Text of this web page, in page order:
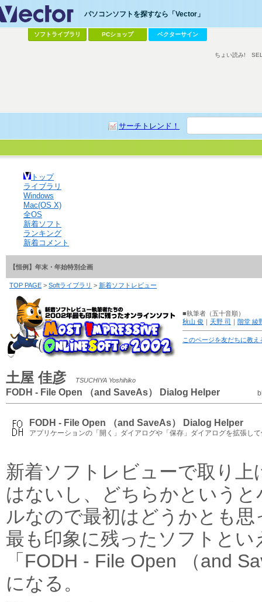
パソコンソフトを探すなら「Vector」
ソフトライブラリ PCショップ ベクターサイン
サーチトレンド！
ちょい読み!
トップ
ライブラリ
Windows
Mac(OS X)
全OS
新着ソフト
ランキング
新着コメント
【恒例】年末・年始特別企画
TOP PAGE > Softライブラリ > 新着ソフトレビュー
■執筆者（五十音順）
秋山 俊 ｜ 天野 司 ｜ 階堂 綾
このページを友だちに教え
土屋 佳彦 TSUCHIYA Yoshihiko
FODH - File Open （and SaveAs） Dialog Helper
FODH - File Open （and SaveAs） Dialog Helper
アプリケーションの「開く」ダイアログや「保存」ダイアログを拡張し
新着ソフトレビューで取り
はないし、どちらかという
ルなので最初はどうかとも
最も印象に残ったソフトと
「FODH - File Open （and
になる。